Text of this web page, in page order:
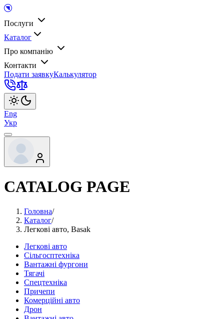
Послуги
Каталог
Про компанію
Контакти
Подати заявкуКалькулятор
Eng
Укр
CATALOG PAGE
Головна/
Каталог/
Легкові авто, Basak
Легкові авто
Сільгосптехніка
Вантажні фургони
Тягачі
Спецтехніка
Причепи
Комерційні авто
Дрон